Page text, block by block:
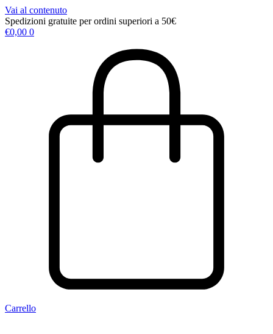
Vai al contenuto
Spedizioni gratuite per ordini superiori a 50€
€0,00 0
Carrello